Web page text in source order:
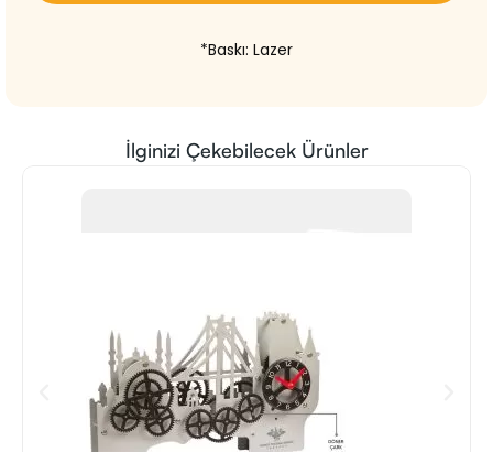
*Baskı: Lazer
İlginizi Çekebilecek Ürünler